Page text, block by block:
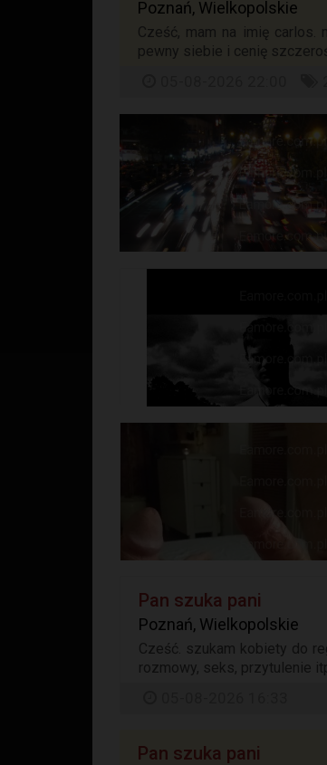
Poznań, Wielkopolskie
Cześć, mam na imię carlos.
pewny siebie i cenię
Pan szuka pani
Poznań, Wielkopolskie
Cześć. szukam kobiety do
rozmowy, seks, przytulenie
Pan szuka pani